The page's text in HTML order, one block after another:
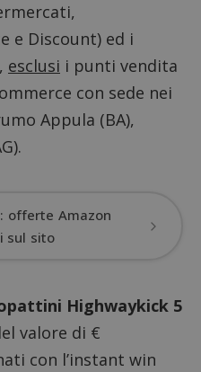
e Discount) ed i
esclusi i punti vendita
con sede nei
Appula (BA),
: offerte Amazon
sul sito
Highwaykick 5
valore di €
con l’instant win